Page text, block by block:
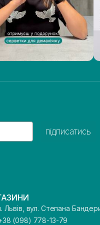
підписатись
Львів, вул. Степана
(098) 778-13-79